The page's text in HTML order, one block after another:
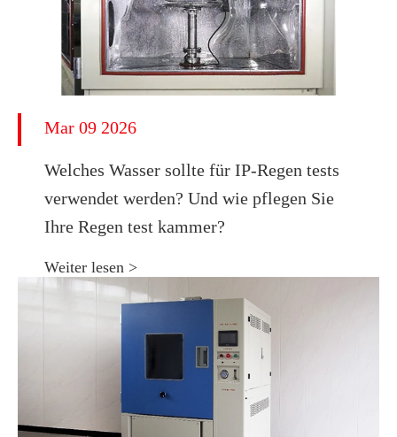
Mar 09 2026
Welches Wasser sollte für IP-Regen tests
verwendet werden? Und wie pflegen Sie
Ihre Regen test kammer?
Weiter lesen >